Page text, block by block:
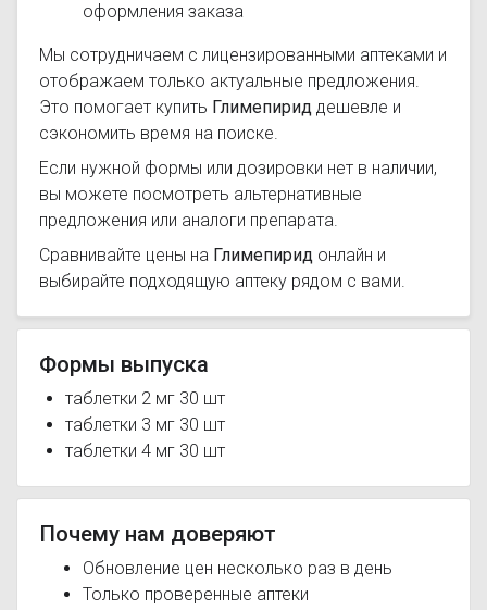
оформления заказа
Мы сотрудничаем с лицензированными аптеками и
отображаем только актуальные предложения.
Это помогает купить Глимепирид дешевле и
сэкономить время на поиске.
Если нужной формы или дозировки нет в наличии,
вы можете посмотреть альтернативные
предложения или аналоги препарата.
Сравнивайте цены на Глимепирид онлайн и
выбирайте подходящую аптеку рядом с вами.
Формы выпуска
таблетки 2 мг 30 шт
таблетки 3 мг 30 шт
таблетки 4 мг 30 шт
Почему нам доверяют
Обновление цен несколько раз в день
Только проверенные аптеки